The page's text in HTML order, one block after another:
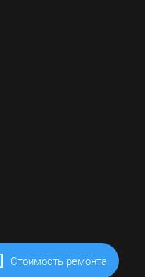
Cтоимость ремонта